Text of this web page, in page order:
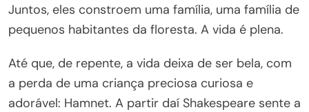
Juntos, eles constroem uma família, uma família de
pequenos habitantes da floresta. A vida é plena.
Até que, de repente, a vida deixa de ser bela, com
a perda de uma criança preciosa curiosa e
adorável: Hamnet. A partir daí Shakespeare sente a